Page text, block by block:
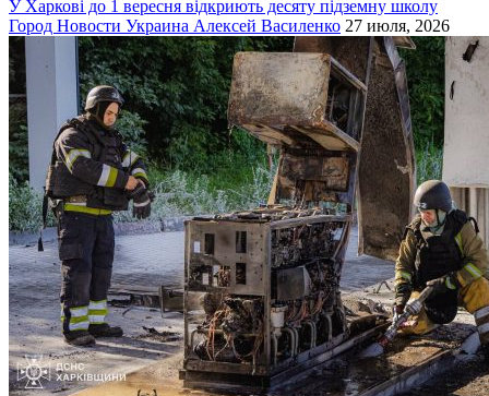
У Харкові до 1 вересня відкриють десяту підземну школу
Город Новости Украина Алексей Василенко 27 июля, 2026